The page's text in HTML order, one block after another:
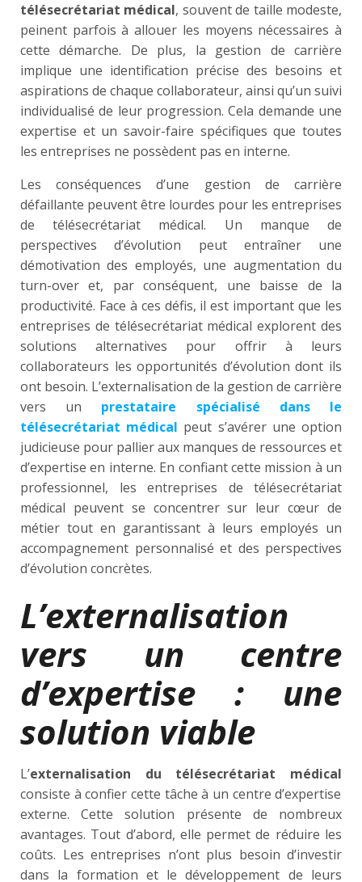
télésecrétariat médical, souvent de taille modeste,
peinent parfois à allouer les moyens nécessaires à
cette démarche. De plus, la gestion de carrière
implique une identification précise des besoins et
aspirations de chaque collaborateur, ainsi qu’un suivi
individualisé de leur progression. Cela demande une
expertise et un savoir-faire spécifiques que toutes
les entreprises ne possèdent pas en interne.
Les conséquences d’une gestion de carrière
défaillante peuvent être lourdes pour les entreprises
de télésecrétariat médical. Un manque de
perspectives d’évolution peut entraîner une
démotivation des employés, une augmentation du
turn-over et, par conséquent, une baisse de la
productivité. Face à ces défis, il est important que les
entreprises de télésecrétariat médical explorent des
solutions alternatives pour offrir à leurs
collaborateurs les opportunités d’évolution dont ils
ont besoin. L’externalisation de la gestion de carrière
vers un prestataire spécialisé dans le
télésecrétariat médical peut s’avérer une option
judicieuse pour pallier aux manques de ressources et
d’expertise en interne. En confiant cette mission à un
professionnel, les entreprises de télésecrétariat
médical peuvent se concentrer sur leur cœur de
métier tout en garantissant à leurs employés un
accompagnement personnalisé et des perspectives
d’évolution concrètes.
L’externalisation
vers un centre
d’expertise : une
solution viable
L’externalisation du télésecrétariat médical
consiste à confier cette tâche à un centre d’expertise
externe. Cette solution présente de nombreux
avantages. Tout d’abord, elle permet de réduire les
coûts. Les entreprises n’ont plus besoin d’investir
dans la formation et le développement de leurs